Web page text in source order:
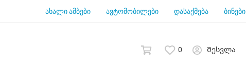
ახალი ამბები ავტომობილები დასაქმება ბინები
0 Შესვლა